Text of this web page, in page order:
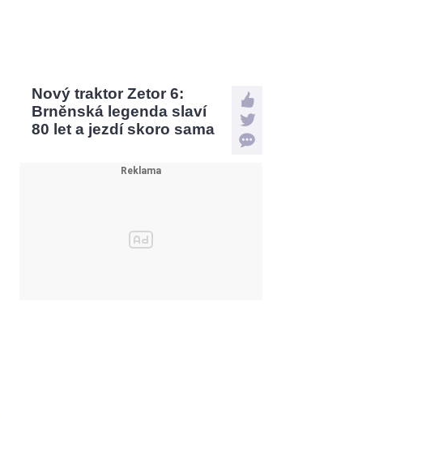
Nový traktor Zetor 6:
Brněnská legenda slaví
80 let a jezdí skoro sama